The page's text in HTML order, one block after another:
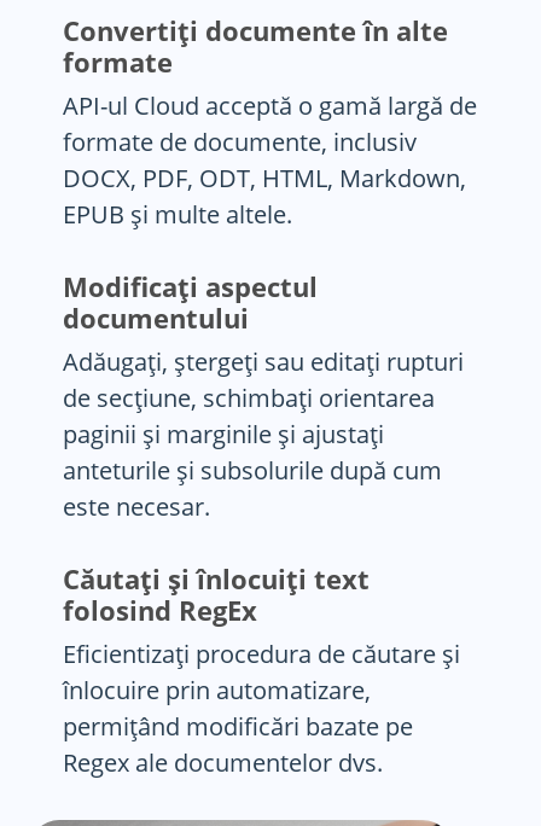
Convertiți documente în alte
formate
API-ul Cloud acceptă o gamă largă de
formate de documente, inclusiv
DOCX, PDF, ODT, HTML, Markdown,
EPUB și multe altele.
Modificați aspectul
documentului
Adăugați, ștergeți sau editați rupturi
de secțiune, schimbați orientarea
paginii și marginile și ajustați
anteturile și subsolurile după cum
este necesar.
Căutați și înlocuiți text
folosind RegEx
Eficientizați procedura de căutare și
înlocuire prin automatizare,
permițând modificări bazate pe
Regex ale documentelor dvs.